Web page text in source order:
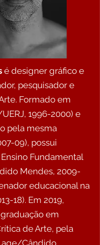
é designer gráfico e
pesquisador e
Formado em
1996-2000) e
pela mesma
09), possui
Fundamental
Mendes, 2009-
educacional na
18). Em 2019,
em
de Arte, pela
Cândido